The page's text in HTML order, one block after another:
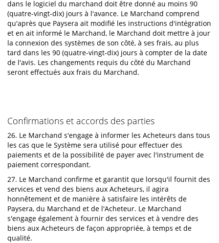
dans le logiciel du marchand doit être donné au moins 90
(quatre-vingt-dix) jours à l'avance. Le Marchand comprend
qu'après que Paysera ait modifié les instructions d'intégration
et en ait informé le Marchand, le Marchand doit mettre à jour
la connexion des systèmes de son côté, à ses frais, au plus
tard dans les 90 (quatre-vingt-dix) jours à compter de la date
de l'avis. Les changements requis du côté du Marchand
seront effectués aux frais du Marchand.
Confirmations et accords des parties
26. Le Marchand s'engage à informer les Acheteurs dans tous
les cas que le Système sera utilisé pour effectuer des
paiements et de la possibilité de payer avec l'instrument de
paiement correspondant.
27. Le Marchand confirme et garantit que lorsqu'il fournit des
services et vend des biens aux Acheteurs, il agira
honnêtement et de manière à satisfaire les intérêts de
Paysera, du Marchand et de l'Acheteur. Le Marchand
s'engage également à fournir des services et à vendre des
biens aux Acheteurs de façon appropriée, à temps et de
qualité.